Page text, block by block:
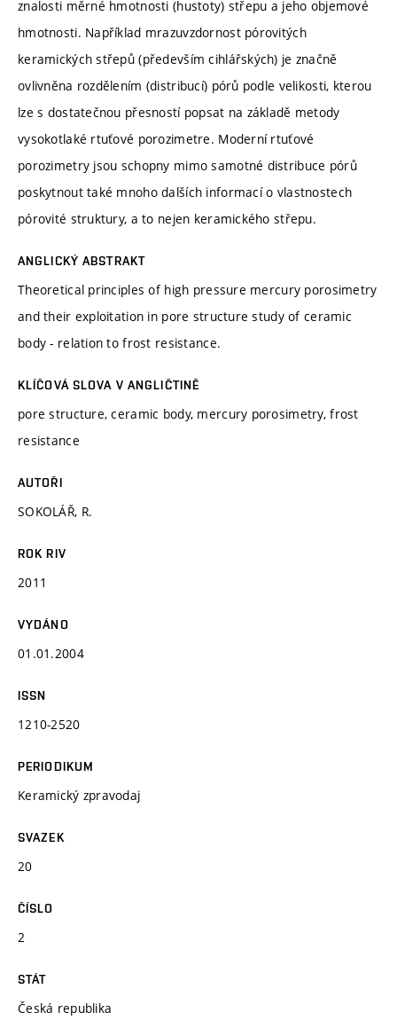
znalosti měrné hmotnosti (hustoty) střepu a jeho objemové
hmotnosti. Například mrazuvzdornost pórovitých
keramických střepů (především cihlářských) je značně
ovlivněna rozdělením (distribucí) pórů podle velikosti, kterou
lze s dostatečnou přesností popsat na základě metody
vysokotlaké rtuťové porozimetre. Moderní rtuťové
porozimetry jsou schopny mimo samotné distribuce pórů
poskytnout také mnoho dalších informací o vlastnostech
pórovité struktury, a to nejen keramického střepu.
ANGLICKÝ ABSTRAKT
Theoretical principles of high pressure mercury porosimetry
and their exploitation in pore structure study of ceramic
body - relation to frost resistance.
KLÍČOVÁ SLOVA V ANGLIČTINĚ
pore structure, ceramic body, mercury porosimetry, frost
resistance
AUTOŘI
SOKOLÁŘ, R.
ROK RIV
2011
VYDÁNO
01.01.2004
ISSN
1210-2520
PERIODIKUM
Keramický zpravodaj
SVAZEK
20
ČÍSLO
2
STÁT
Česká republika